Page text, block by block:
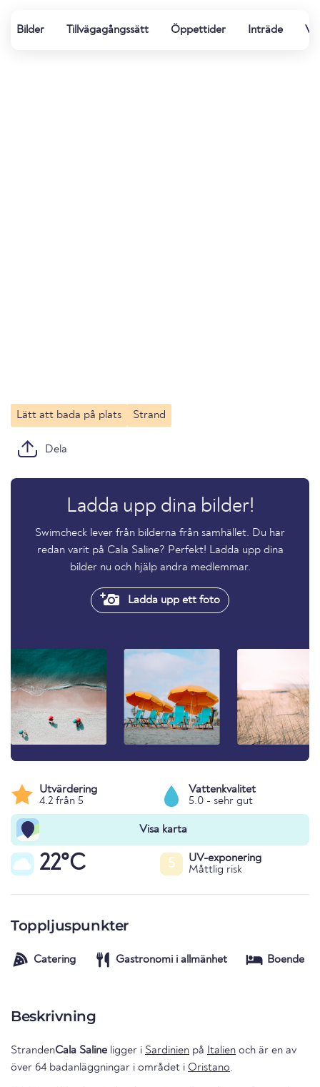
Bilder Tillvägagångssätt Öppettider Inträde
Lätt att bada på plats Strand
Dela
Ladda upp dina bilder!
Swimcheck lever från bilderna från samhället. Du har
redan varit på Cala Saline? Perfekt! Ladda upp dina
bilder nu och hjälp andra medlemmar.
Ladda upp ett foto
Utvärdering
4.2 från 5
Vattenkvalitet
5.0 - sehr gut
Visa karta
22°C 5
UV-exponering
Måttlig risk
Toppljuspunkter
Catering Gastronomi i allmänhet Boende
Beskrivning
StrandenCala Saline ligger i Sardinien på Italien och är en av
över 64 badanläggningar i området i Oristano.